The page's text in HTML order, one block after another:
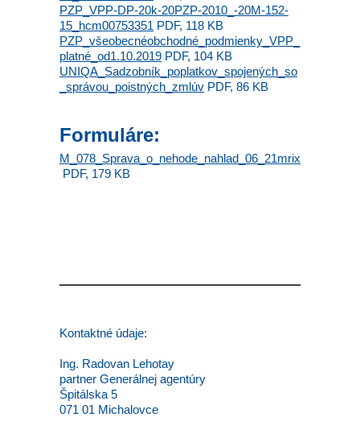
PZP_VPP-DP-20k-20PZP-2010_-20M-152-
15_hcm00753351 PDF, 118 KB
PZP_všeobecnéobchodné_podmienky_VPP_
platné_od1.10.2019 PDF, 104 KB
UNIQA_Sadzobník_poplatkov_spojených_so
_správou_poistných_zmlúv PDF, 86 KB
Formuláre:
M_078_Sprava_o_nehode_nahlad_06_21mrix
PDF, 179 KB
Kontaktné údaje:
Ing. Radovan Lehotay
partner Generálnej agentúry
Špitálska 5
071 01 Michalovce